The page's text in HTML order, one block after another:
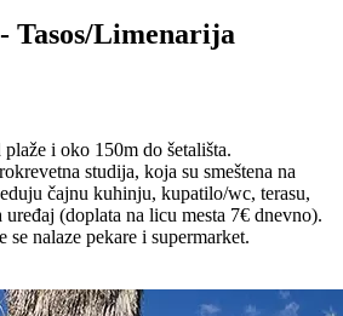
Tasos/Limenarija
i oko 150m do šetališta.
studija, koja su smeštena na
čajnu kuhinju, kupatilo/wc, terasu,
(doplata na licu mesta 7€ dnevno).
nalaze pekare i supermarket.